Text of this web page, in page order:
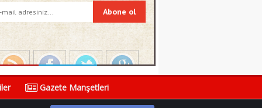
Gazete Manşetleri